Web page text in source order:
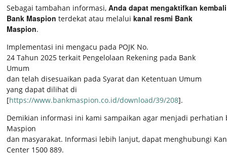
Sebagai tambahan informasi,Anda dapat mengaktifkan
Bank Maspion terdekat atau melaluikanal resmi Bank
Maspion.
Implementasi ini mengacu pada POJK No.
24 Tahun 2025 terkait Pengelolaan Rekening pada Bank
Umum
dan telah disesuaikan pada Syarat dan Ketentuan Umum
yang dapat dilihat di
[https://www.bankmaspion.co.id/download/39/208].
Demikian informasi ini kami sampaikan agar menjadi perhatian
Maspion
dan masyarakat. Informasi lebih lanjut, dapat menghubungi
Center 1500 889.